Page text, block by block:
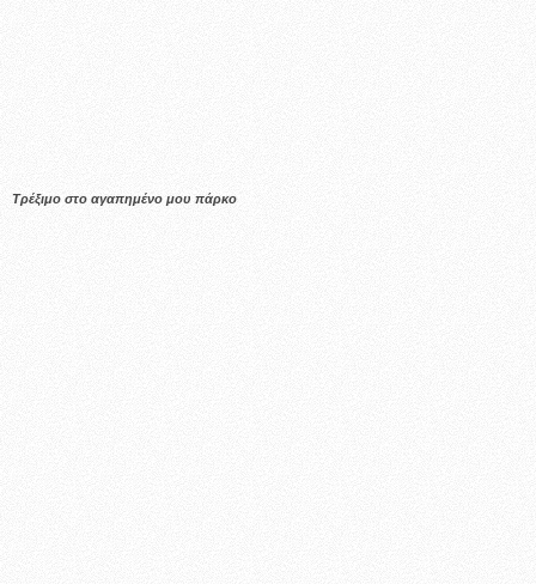
Τρέξιμο στο αγαπημένο μου πάρκο